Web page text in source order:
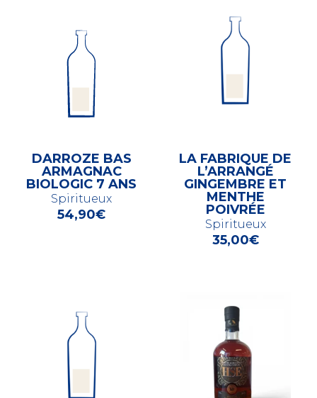
DARROZE BAS
ARMAGNAC
BIOLOGIC 7 ANS
Spiritueux
54,90€
LA FABRIQUE DE
L’ARRANGÉ
GINGEMBRE ET
MENTHE
POIVRÉE
Spiritueux
35,00€